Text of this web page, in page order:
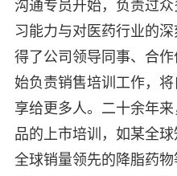
沟通专员开始，负责过
习能力与对医药行业的
得了公司领导同事、合
始负责销售培训工作，
享给更多人。二十余年
品的上市培训，如某全
全球销量领先的降脂药